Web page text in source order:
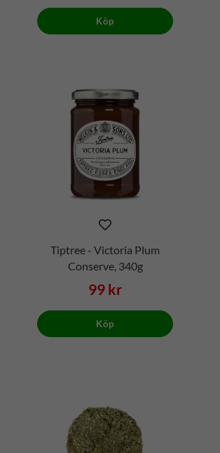
Köp
Tiptree - Victoria Plum
Conserve, 340g
99 kr
Köp